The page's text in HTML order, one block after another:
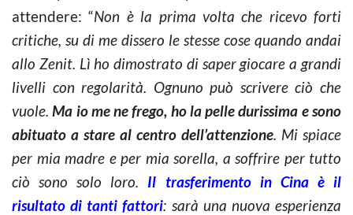
attendere: “Non è la prima volta che ricevo forti
critiche, su di me dissero le stesse cose quando andai
allo Zenit. Lì ho dimostrato di saper giocare a grandi
livelli con regolarità. Ognuno può scrivere ciò che
vuole.Ma io me ne frego, ho la pelle durissima e sono
abituato a stare al centro dell’attenzione. Mi spiace
per mia madre e per mia sorella, a soffrire per tutto
ciò sono solo loro. Il trasferimento in Cina è il
risultato di tanti fattori: sarà una nuova esperienza